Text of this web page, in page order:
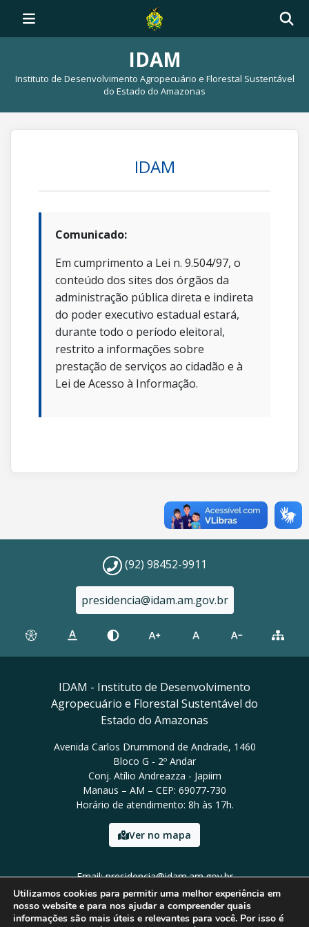
IDAM
Instituto de Desenvolvimento Agropecuário e Florestal Sustentável
do Estado do Amazonas
IDAM
Comunicado:
Em cumprimento a Lei n. 9.504/97, o
conteúdo dos sites dos órgãos da
administração pública direta e indireta
do poder executivo estadual estará,
durante todo o período eleitoral,
restrito a informações sobre
prestação de serviços ao cidadão e à
Lei de Acesso à Informação.
(92) 98452-9911
presidencia@idam.am.gov.br
IDAM - Instituto de Desenvolvimento
Agropecuário e Florestal Sustentável do
Estado do Amazonas
Avenida Carlos Drummond de Andrade, 1460
Bloco G - 2º Andar
Conj. Atílio Andreazza - Japiim
Manaus – AM – CEP: 69077-730
Horário de atendimento: 8h às 17h.
Ver no mapa
Email: presidencia@idam.am.gov.br
Tel: (92) 98452-9911
Utilizamos cookies para permitir uma melhor experiência em
nosso website e para nos ajudar a compreender quais
informações são mais úteis e relevantes para você. Por isso é